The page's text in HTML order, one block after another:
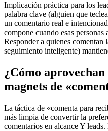
Implicación práctica para los
palabra clave (alguien que
un comentario real e
compone cuando esas personas
Responder a quienes comentan
seguimiento inteligente)
¿Cómo
magnets de
La táctica de «comenta para
más limpia de convertir la
comentarios en alcance Y